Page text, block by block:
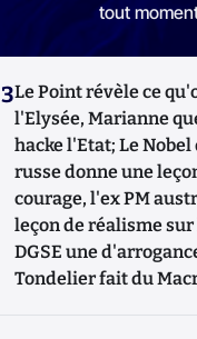
tout
3Le Point révèle ce
l'Elysée, Marianne
hacke l'Etat; Le Nobel
russe donne une
courage, l'ex PM
leçon de réalisme sur
DGSE une
Tondelier fait du